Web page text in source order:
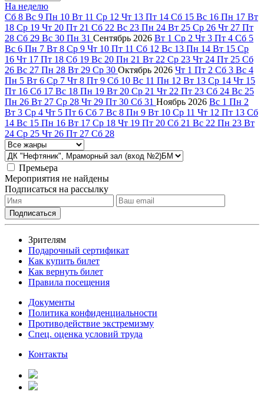
На неделю
Сб 8 Вс 9 Пн 10 Вт 11 Ср 12 Чт 13 Пт 14 Сб 15 Вс 16 Пн 17 Вт
18 Ср 19 Чт 20 Пт 21 Сб 22 Вс 23 Пн 24 Вт 25 Ср 26 Чт 27 Пт
28 Сб 29 Вс 30 Пн 31 Сентябрь 2026 Вт 1 Ср 2 Чт 3 Пт 4 Сб 5
Вс 6 Пн 7 Вт 8 Ср 9 Чт 10 Пт 11 Сб 12 Вс 13 Пн 14 Вт 15 Ср
16 Чт 17 Пт 18 Сб 19 Вс 20 Пн 21 Вт 22 Ср 23 Чт 24 Пт 25 Сб
26 Вс 27 Пн 28 Вт 29 Ср 30 Октябрь 2026 Чт 1 Пт 2 Сб 3 Вс 4
Пн 5 Вт 6 Ср 7 Чт 8 Пт 9 Сб 10 Вс 11 Пн 12 Вт 13 Ср 14 Чт 15
Пт 16 Сб 17 Вс 18 Пн 19 Вт 20 Ср 21 Чт 22 Пт 23 Сб 24 Вс 25
Пн 26 Вт 27 Ср 28 Чт 29 Пт 30 Сб 31 Ноябрь 2026 Вс 1 Пн 2
Вт 3 Ср 4 Чт 5 Пт 6 Сб 7 Вс 8 Пн 9 Вт 10 Ср 11 Чт 12 Пт 13 Сб
14 Вс 15 Пн 16 Вт 17 Ср 18 Чт 19 Пт 20 Сб 21 Вс 22 Пн 23 Вт
24 Ср 25 Чт 26 Пт 27 Сб 28
Премьера
Мероприятия не найдены
Подписаться на рассылку
Зрителям
Подарочный сертификат
Как купить билет
Как вернуть билет
Правила посещения
Документы
Политика конфиденциальности
Противодействие экстремизму
Спец. оценка условий труда
Контакты